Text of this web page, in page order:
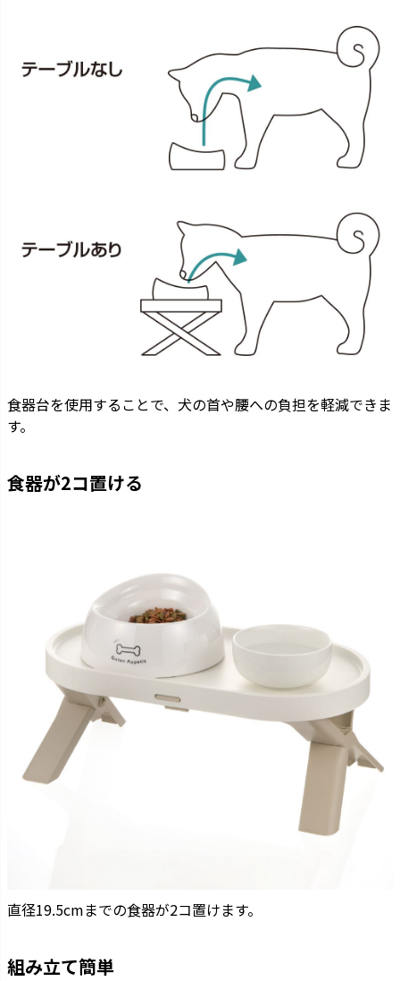
食器台を使用することで、犬の首や腰への負担を軽減できま
す。
食器が2コ置ける
直径19.5cmまでの食器が2コ置けます。
組み立て簡単